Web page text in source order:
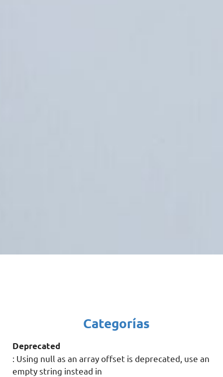
Categorías
Deprecated
: Using null as an array offset is deprecated, use an
empty string instead in